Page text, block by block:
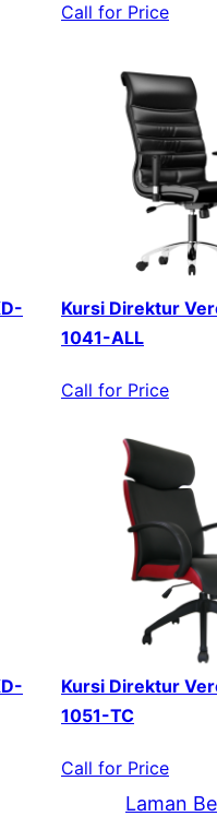
Call for Price
Kursi Direktur
1041-ALL
Call for Price
Kursi Direktur
1051-TC
Call for Price
Laman